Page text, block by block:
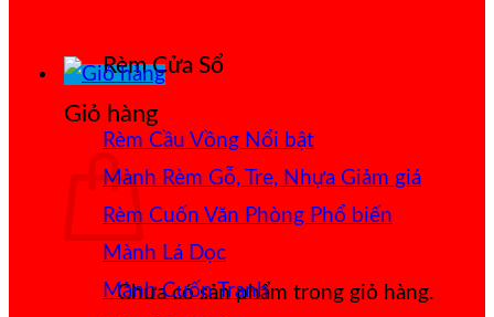
Giỏ hàng
Chưa có sản phẩm trong giỏ hàng.
Rèm Cửa Sổ
Rèm Cầu Vồng
Mành Rèm Gỗ, Tre, Nhựa
Rèm Cuốn Văn Phòng
Mành Lá Dọc
Mành Cuốn Tranh